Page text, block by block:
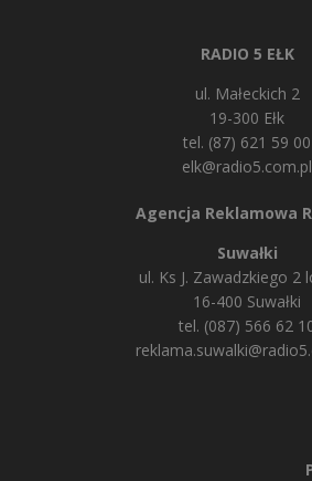
RADIO 5 EŁK
ul. Małeckich 2
19-300 Ełk
tel. (87) 621 59 00
elk@radio5.com.pl
Agencja Reklamowa
Suwałki
ul. Ks J. Zawadzkiego 2
16-400 Suwałki
tel. (087) 566 62